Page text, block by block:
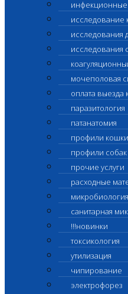
исследование
исследования
исследования
мочеполовая
оплата выезда
паразитология
патанатомия
профили кошки
профили собак
прочие услуги
расходные
санитарная
!!!новинки
токсикология
утилизация
чипирование
электрофорез